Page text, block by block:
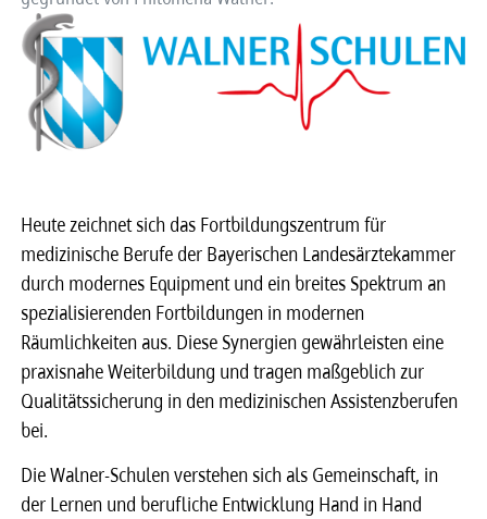
Heute zeichnet sich das Fortbildungszentrum für
medizinische Berufe der Bayerischen Landesärztekammer
durch modernes Equipment und ein breites Spektrum an
spezialisierenden Fortbildungen in modernen
Räumlichkeiten aus. Diese Synergien gewährleisten eine
praxisnahe Weiterbildung und tragen maßgeblich zur
Qualitätssicherung in den medizinischen Assistenzberufen
bei.
Die Walner-Schulen verstehen sich als Gemeinschaft, in
der Lernen und berufliche Entwicklung Hand in Hand